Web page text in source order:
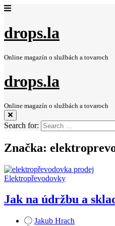
drops.la
Online magazín o službách a tovaroch
drops.la
Online magazín o službách a tovaroch
Search for:
Značka:
Elektropřevodovky
Jak na údržbu a
Jakub Hrach